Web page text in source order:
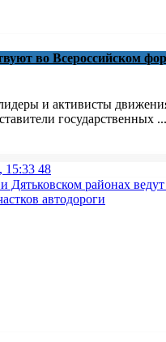
во Всероссийском
и активисты
государственных ...
15:33 48